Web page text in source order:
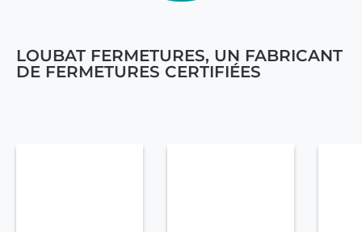
LOUBAT FERMETURES, UN FABRICANT
DE FERMETURES CERTIFIÉES